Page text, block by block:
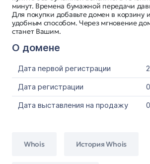
минут. Времена бумажной передачи
Для покупки добавьте домен в корзину
удобным способом. Через мгновение
станет Вашим.
О домене
Дата первой регистрации
Дата регистрации
Дата выставления на продажу
Whois История Whois